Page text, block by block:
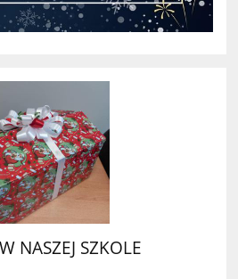
NASZEJ SZKOLE